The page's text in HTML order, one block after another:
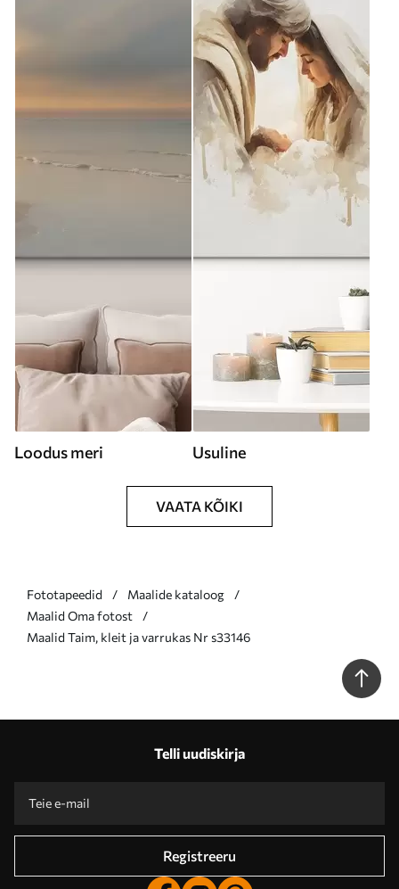
Loodus meri Usuline
VAATA KÕIKI
Fototapeedid
Maalide kataloog
Maalid Oma fotost
Maalid Taim, kleit ja varrukas Nr s33146
Telli uudiskirja
Registreeru